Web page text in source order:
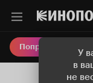
У
в
не
Попробовать Плюс